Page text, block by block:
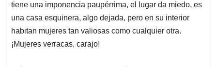
tiene una imponencia paupérrima, el lugar da miedo, es
una casa esquinera, algo dejada, pero en su interior
habitan mujeres tan valiosas como cualquier otra.
¡Mujeres verracas, carajo!